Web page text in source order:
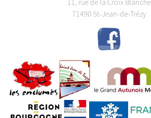
11, rue de la Croix Blanche
71490 St-Jean-de-Trézy